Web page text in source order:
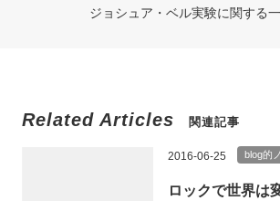
ジョシュア・ベル実験に関する
Related Articles 関連記事
2016-06-25 blog的
ロックで世界